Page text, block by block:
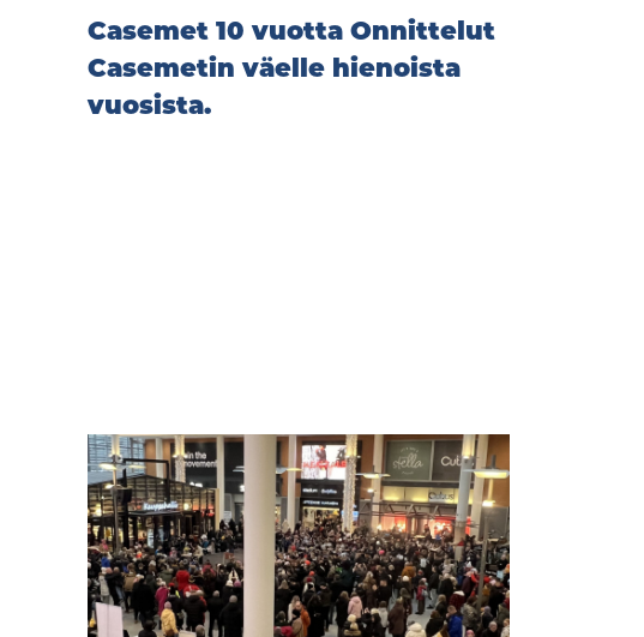
Casemet 10 vuotta Onnittelut
Casemetin väelle hienoista
vuosista.